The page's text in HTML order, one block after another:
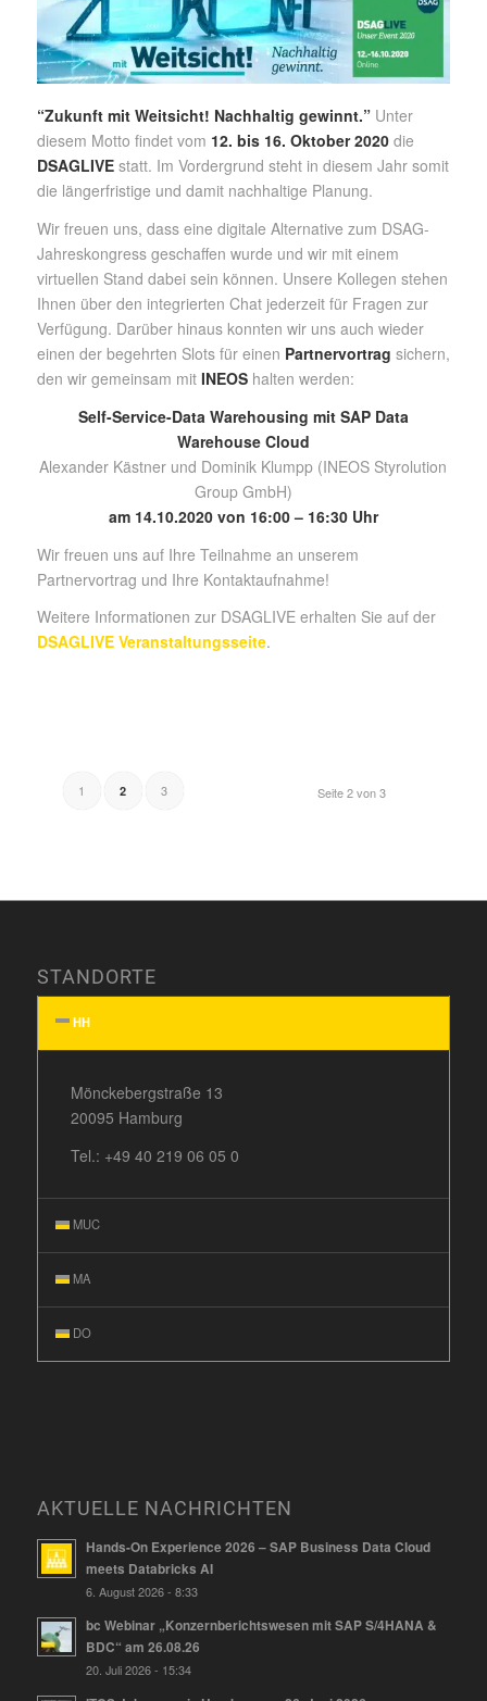
“Zukunft mit Weitsicht! Nachhaltig gewinnt.”Unter
diesem Motto findet vom 12. bis 16. Oktober 2020die
DSAGLIVEstatt. Im Vordergrund steht in diesem Jahr somit
die längerfristige und damit nachhaltige Planung.
Wir freuen uns, dass eine digitale Alternative zum DSAG-
Jahreskongress geschaffen wurde und wir mit einem
virtuellen Stand dabei sein können. Unsere Kollegen stehen
Ihnen über den integrierten Chat jederzeit für Fragen zur
Verfügung. Darüber hinaus konnten wir uns auch wieder
einen der begehrten Slots für einen Partnervortrag sichern,
den wir gemeinsam mit INEOShalten werden:
Self-Service-Data Warehousing mit SAP Data
Warehouse Cloud
Alexander Kästner und Dominik Klumpp (INEOS Styrolution
Group GmbH)
am 14.10.2020 von 16:00 – 16:30 Uhr
Wir freuen uns auf Ihre Teilnahme an unserem
Partnervortrag und Ihre Kontaktaufnahme!
Weitere Informationen zur DSAGLIVE erhalten Sie auf der
DSAGLIVE Veranstaltungsseite.
Seite 2 von 3
1 2 3
STANDORTE
HH
Mönckebergstraße 13
20095 Hamburg
Tel.: +49 40 219 06 05 0
MUC
MA
DO
AKTUELLE NACHRICHTEN
Hands-On Experience 2026 – SAP Business Data Cloud
meets Databricks AI
6. August 2026 - 8:33
bc Webinar „Konzernberichtswesen mit SAP S/4HANA &
BDC“ am 26.08.26
20. Juli 2026 - 15:34